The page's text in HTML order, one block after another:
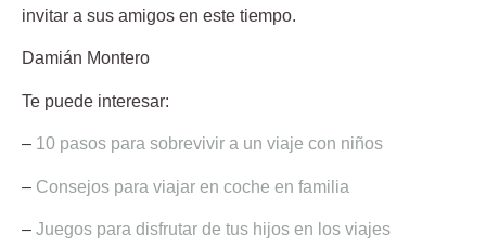
invitar a sus amigos en este tiempo.
Damián Montero
Te puede interesar:
– 10 pasos para sobrevivir a un viaje con niños
– Consejos para viajar en coche en familia
– Juegos para disfrutar de tus hijos en los viajes